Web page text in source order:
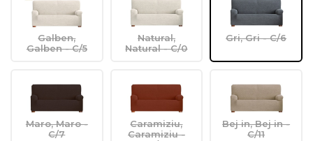
Galben,
Galben - C/5
Natural,
Natural - C/0
Gri, Gri - C/6
Maro, Maro -
C/7
Caramiziu,
Caramiziu -
Bej in, Bej in -
C/11